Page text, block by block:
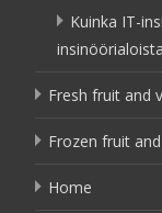
Kuinka IT-
Fresh fruit and
Frozen fruit
Home